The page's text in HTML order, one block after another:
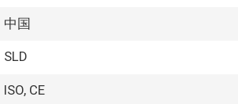
中国
SLD
ISO, CE